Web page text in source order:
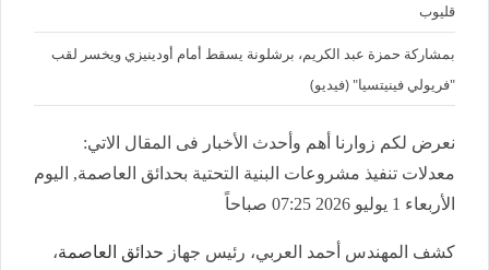
قليوب
بمشاركة حمزة عبد الكريم، برشلونة يسقط أمام أودينيزي ويخسر لقب
"فريولي فينيتسيا" (فيديو)
نعرض لكم زوارنا أهم وأحدث الأخبار فى المقال الاتي:
معدلات تنفيذ مشروعات البنية التحتية بحدائق العاصمة, اليوم
الأربعاء 1 يوليو 2026 07:25 صباحاً
كشف المهندس أحمد العربي، رئيس جهاز حدائق العاصمة،